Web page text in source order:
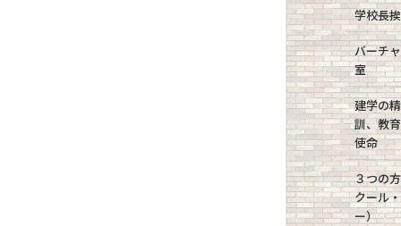
学校長
バーチ
室
建学の
訓、教
使命
３つの
クール
ー）